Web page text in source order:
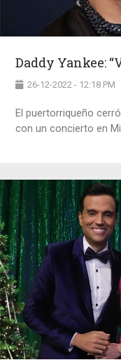
Daddy Yankee:
26-12-2022 - 12:18 PM
El puertorriqueño
con un concierto en